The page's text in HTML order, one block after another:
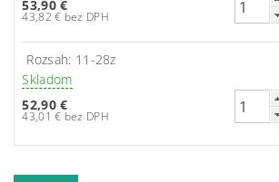
53,90 €
43,82 € bez DPH
Rozsah: 11-28z
Skladom
52,90 €
43,01 € bez DPH